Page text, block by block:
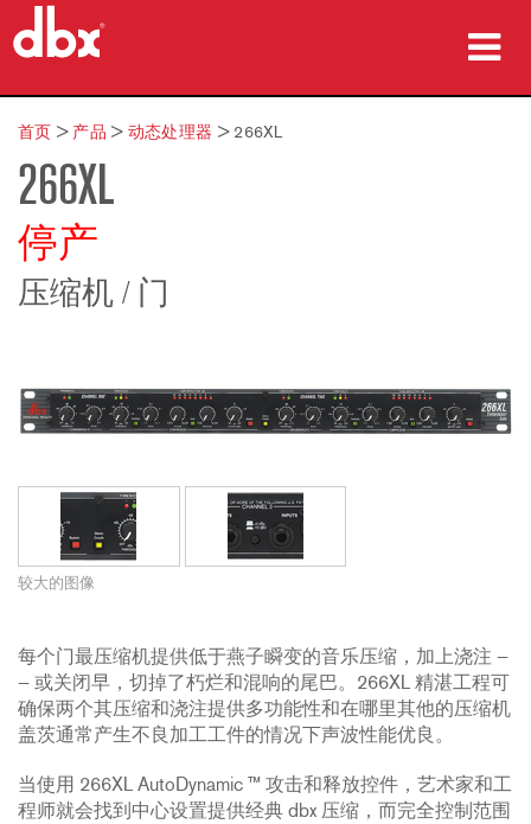
产品
案例研究
哪里购买
培训
首页 >产品 > 动态处理器 > 266XL
266XL
停产
压缩机 / 门
较大的图像
每个门最压缩机提供低于燕子瞬变的音乐压缩，加上浇注 —
— 或关闭早，切掉了朽烂和混响的尾巴。266XL 精湛工程可
确保两个其压缩和浇注提供多功能性和在哪里其他的压缩机
盖茨通常产生不良加工工件的情况下声波性能优良。
当使用 266XL AutoDynamic ™ 攻击和释放控件，艺术家和工
程师就会找到中心设置提供经典 dbx 压缩，而完全控制范围